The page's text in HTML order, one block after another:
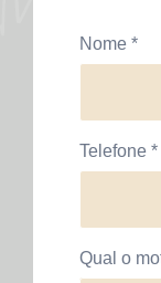
Nome *
Telefone *
Qual o